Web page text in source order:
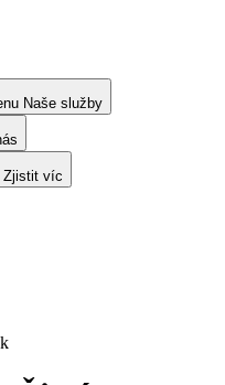
Naše služby
Zjistit víc